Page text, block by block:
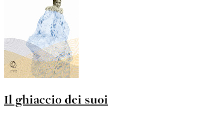
Il ghiaccio dei suoi